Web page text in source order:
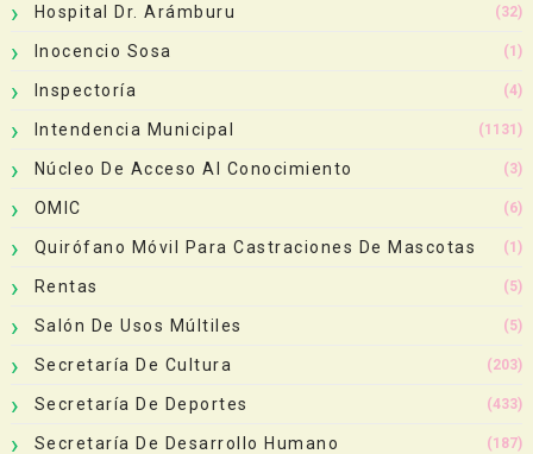
Hospital Dr. Arámburu (32)
Inocencio Sosa (1)
Inspectoría (4)
Intendencia Municipal (1131)
Núcleo De Acceso Al Conocimiento (3)
OMIC (6)
Quirófano Móvil Para Castraciones De Mascotas (1)
Rentas (5)
Salón De Usos Múltiles (5)
Secretaría De Cultura (203)
Secretaría De Deportes (433)
Secretaría De Desarrollo Humano (187)